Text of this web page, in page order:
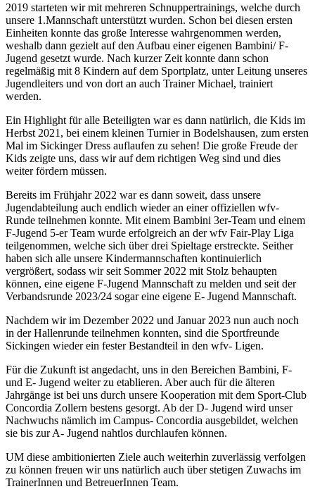
2019 starteten wir mit mehreren Schnuppertrainings, welche durch
unsere 1.Mannschaft unterstützt wurden. Schon bei diesen ersten
Einheiten konnte das große Interesse wahrgenommen werden,
weshalb dann gezielt auf den Aufbau einer eigenen Bambini/ F-
Jugend gesetzt wurde. Nach kurzer Zeit konnte dann schon
regelmäßig mit 8 Kindern auf dem Sportplatz, unter Leitung unseres
Jugendleiters und von dort an auch Trainer Michael, trainiert
werden.
Ein Highlight für alle Beteiligten war es dann natürlich, die Kids im
Herbst 2021, bei einem kleinen Turnier in Bodelshausen, zum ersten
Mal im Sickinger Dress auflaufen zu sehen! Die große Freude der
Kids zeigte uns, dass wir auf dem richtigen Weg sind und dies
weiter fördern müssen.
Bereits im Frühjahr 2022 war es dann soweit, dass unsere
Jugendabteilung auch endlich wieder an einer offiziellen wfv-
Runde teilnehmen konnte. Mit einem Bambini 3er-Team und einem
F-Jugend 5-er Team wurde erfolgreich an der wfv Fair-Play Liga
teilgenommen, welche sich über drei Spieltage erstreckte. Seither
haben sich alle unsere Kindermannschaften kontinuierlich
vergrößert, sodass wir seit Sommer 2022 mit Stolz behaupten
können, eine eigene F-Jugend Mannschaft zu melden und seit der
Verbandsrunde 2023/24 sogar eine eigene E- Jugend Mannschaft.
Nachdem wir im Dezember 2022 und Januar 2023 nun auch noch
in der Hallenrunde teilnehmen konnten, sind die Sportfreunde
Sickingen wieder ein fester Bestandteil in den wfv- Ligen.
Für die Zukunft ist angedacht, uns in den Bereichen Bambini, F-
und E- Jugend weiter zu etablieren. Aber auch für die älteren
Jahrgänge ist bei uns durch unsere Kooperation mit dem Sport-Club
Concordia Zollern bestens gesorgt. Ab der D- Jugend wird unser
Nachwuchs nämlich im Campus- Concordia ausgebildet, welchen
sie bis zur A- Jugend nahtlos durchlaufen können.
UM diese ambitionierten Ziele auch weiterhin zuverlässig verfolgen
zu können freuen wir uns natürlich auch über stetigen Zuwachs im
TrainerInnen und BetreuerInnen Team.